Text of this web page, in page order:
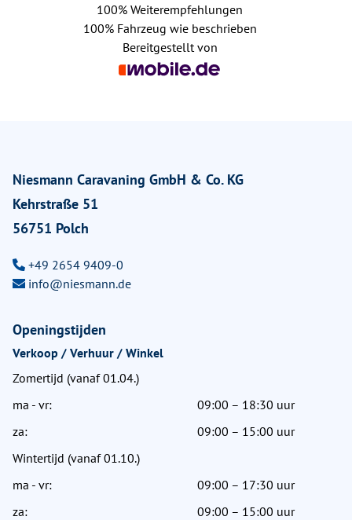
100% Weiterempfehlungen
100%Fahrzeug wie beschrieben
Bereitgestellt von
Niesmann Caravaning GmbH & Co. KG
Kehrstraße 51
56751 Polch
+49 2654 9409-0
info@niesmann.de
Openingstijden
Verkoop / Verhuur / Winkel
Zomertijd (vanaf 01.04.)
ma - vr:
09:00 – 18:30 uur
za:
09:00 – 15:00 uur
Wintertijd (vanaf 01.10.)
ma - vr:
09:00 – 17:30 uur
za:
09:00 – 15:00 uur